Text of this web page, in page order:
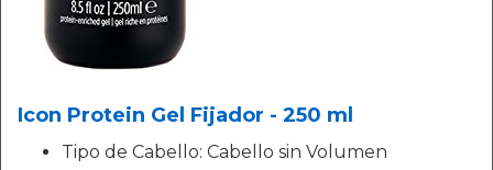
Icon Protein Gel Fijador - 250 ml
Tipo de Cabello: Cabello sin Volumen